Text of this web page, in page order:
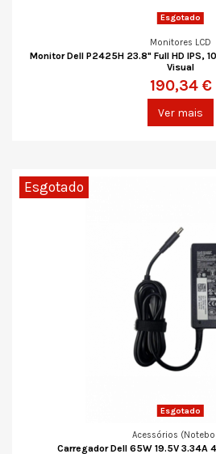
Esgotado
Monitores LCD
Monitor Dell P2425H 23.8" Full HD IPS,
Visual
190,34 €
Ver mais
Esgotado
Esgotado
Acessórios
Carregador Dell 65W 19.5V 3.34A